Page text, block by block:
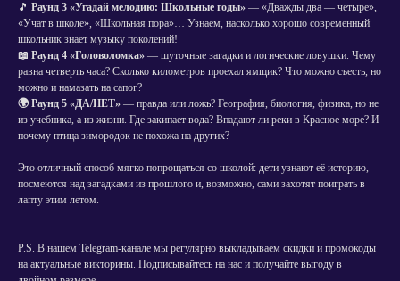
🎵 Раунд 3 «Угадай мелодию: Школьные годы» — «Дважды два — четыре»,
«Учат в школе», «Школьная пора»… Узнаем, насколько хорошо современный
школьник знает музыку поколений!
📖 Раунд 4 «Головоломка» — шуточные загадки и логические ловушки. Чему
равна четверть часа? Сколько километров проехал ямщик? Что можно съесть, но
можно и намазать на сапог?
🌍 Раунд 5 «ДА/НЕТ» — правда или ложь? География, биология, физика, но не
из учебника, а из жизни. Где закипает вода? Впадают ли реки в Красное море? И
почему птица зимородок не похожа на других?
Это отличный способ мягко попрощаться со школой: дети узнают её историю,
посмеются над загадками из прошлого и, возможно, сами захотят поиграть в
лапту этим летом.
P.S. В нашем Telegram-канале мы регулярно выкладываем скидки и промокоды
на актуальные викторины. Подписывайтесь на нас и получайте выгоду в